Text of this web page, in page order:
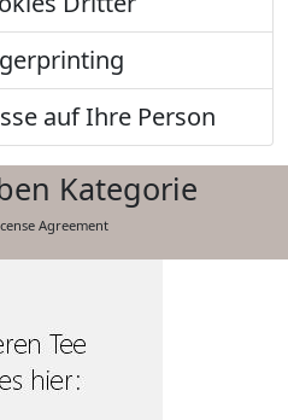
auf Ihre Person
Kategorie
Agreement